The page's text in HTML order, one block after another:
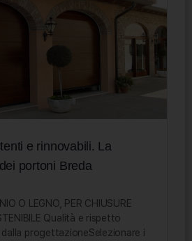
e rinnovabili. La
portoni Breda
O LEGNO, PER CHIUSURE
Qualità e rispetto
dalla progettazioneSelezionare i